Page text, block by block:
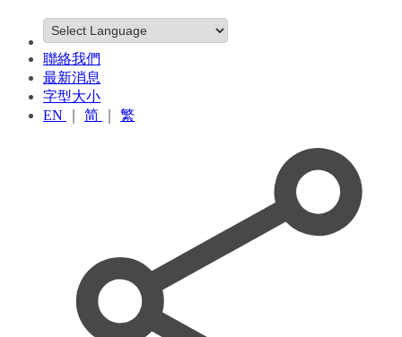
聯絡我們
最新消息
字型大小
EN
简 繁